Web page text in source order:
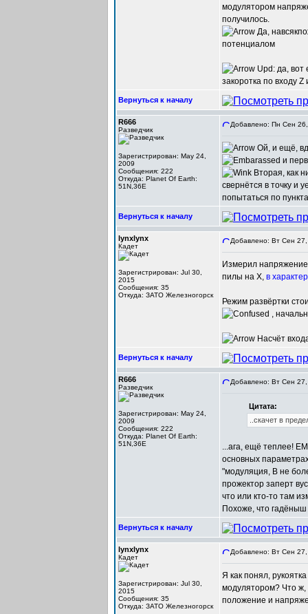
модулятором
получилось.
Да,
потенциалом
Upd: да, вот
закоротка по входу
Вернуться к началу
R666
Разведчик
Зарегистрирован: May 24,
2009
Сообщения: 222
Откуда: Planet Of Earth:
51N,36E
Добавлено: Пн Сен
Ой, и ещё,
и
Вторая, как
свернётся в точку и
попытаться по
Вернуться к началу
lynxlynx
Кадет
Зарегистрирован: Jul 30,
2015
Сообщения: 35
Откуда: ЗАТО Железногорск
Добавлено: Вт Сен
Измерил
пилы на X, в
Режим развёртки
,
Насчёт
Вернуться к началу
R666
Разведчик
Зарегистрирован: May 24,
2009
Сообщения: 222
Откуда: Planet Of Earth:
51N,36E
Добавлено: Вт Сен
Цитата:
..скачет в
...ага, ещё теплее!
основных
"модуляция, В не
прожектор заперт
что или кто-то там
Похоже, что гадёныш
Вернуться к началу
lynxlynx
Кадет
Зарегистрирован: Jul 30,
2015
Сообщения: 35
Откуда: ЗАТО Железногорск
Добавлено: Вт Сен
Я как понял,
модулятором? Что ж,
положение и